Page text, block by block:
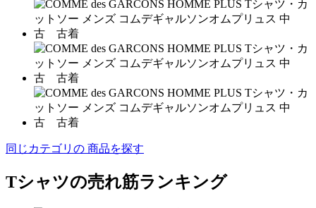
同じカテゴリの 商品を探す
Tシャツの売れ筋ランキング